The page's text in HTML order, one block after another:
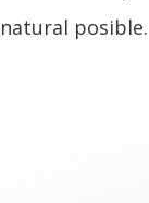
natural posible.